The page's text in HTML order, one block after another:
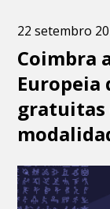
22 setembro
Coimbra
Europeia
gratuitas